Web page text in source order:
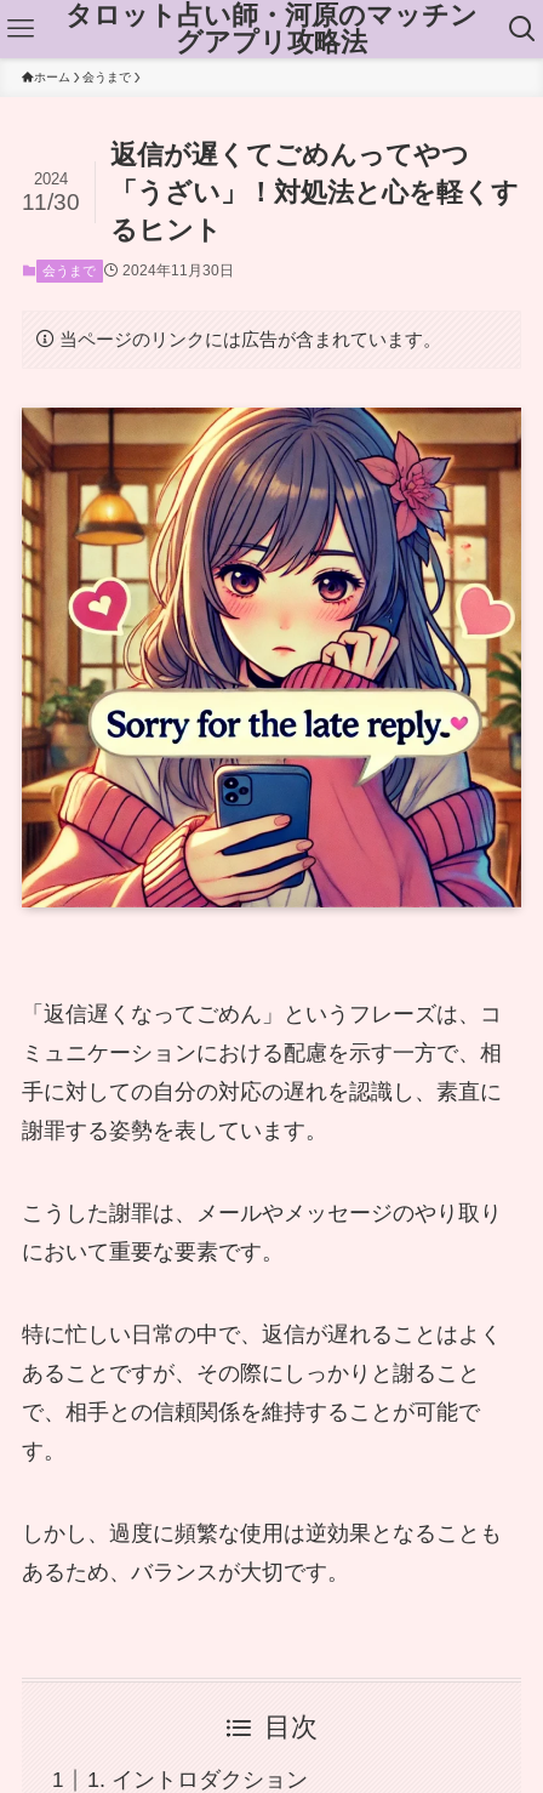
タロット占い師・河原のマッチン
グアプリ攻略法
ホーム 会うまで
返信が遅くてごめんってやつ
「うざい」！対処法と心を軽くす
るヒント
2024
11/30
会うまで 2024年11月30日
当ページのリンクには広告が含まれています。
「返信遅くなってごめん」というフレーズは、コ
ミュニケーションにおける配慮を示す一方で、相
手に対しての自分の対応の遅れを認識し、素直に
謝罪する姿勢を表しています。
こうした謝罪は、メールやメッセージのやり取り
において重要な要素です。
特に忙しい日常の中で、返信が遅れることはよく
あることですが、その際にしっかりと謝ること
で、相手との信頼関係を維持することが可能で
す。
しかし、過度に頻繁な使用は逆効果となることも
あるため、バランスが大切です。
目次
1. イントロダクション